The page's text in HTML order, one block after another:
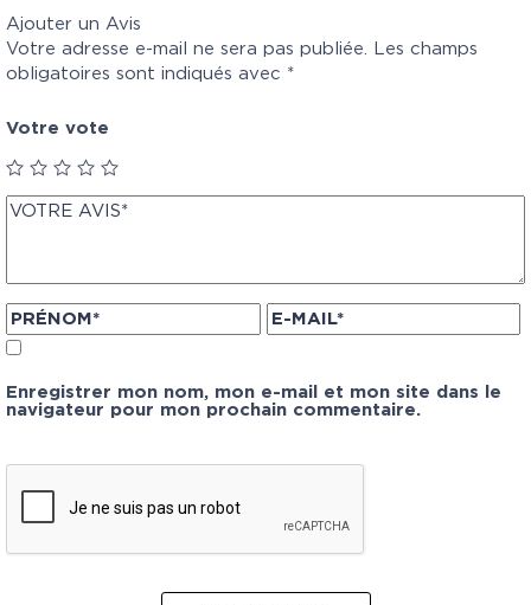
Ajouter un Avis
Votre adresse e-mail ne sera pas publiée.
Les champs
obligatoires sont indiqués avec *
Votre vote
Enregistrer mon nom, mon e-mail et mon site dans le
navigateur pour mon prochain commentaire.